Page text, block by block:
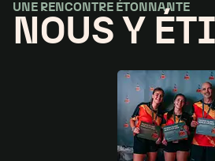
UNE RENCONTRE ÉTONNANTE
NOUS Y